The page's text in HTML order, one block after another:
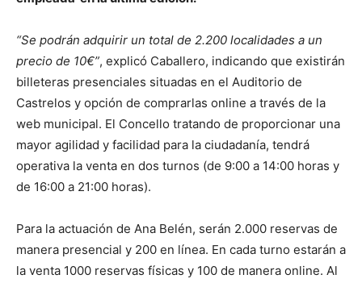
“Se podrán adquirir un total de 2.200 localidades a un
precio de 10€”, explicó Caballero, indicando que existirán
billeteras presenciales situadas en el Auditorio de
Castrelos y opción de comprarlas online a través de la
web municipal. El Concello tratando de proporcionar una
mayor agilidad y facilidad para la ciudadanía, tendrá
operativa la venta en dos turnos (de 9:00 a 14:00 horas y
de 16:00 a 21:00 horas).
Para la actuación de Ana Belén, serán 2.000 reservas de
manera presencial y 200 en línea. En cada turno estarán a
la venta 1000 reservas físicas y 100 de manera online. Al